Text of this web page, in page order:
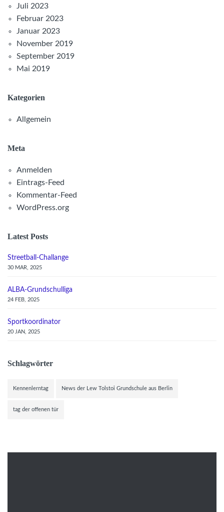
Juli 2023
Februar 2023
Januar 2023
November 2019
September 2019
Mai 2019
Kategorien
Allgemein
Meta
Anmelden
Eintrags-Feed
Kommentar-Feed
WordPress.org
Latest Posts
Streetball-Challange
30 MAR, 2025
ALBA-Grundschulliga
24 FEB, 2025
Sportkoordinator
20 JAN, 2025
Schlagwörter
Kennenlerntag News der Lew Tolstoi Grundschule aus Berlin
tag der offenen tür